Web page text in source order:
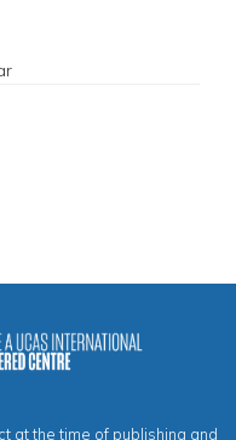
at the time of publishing and